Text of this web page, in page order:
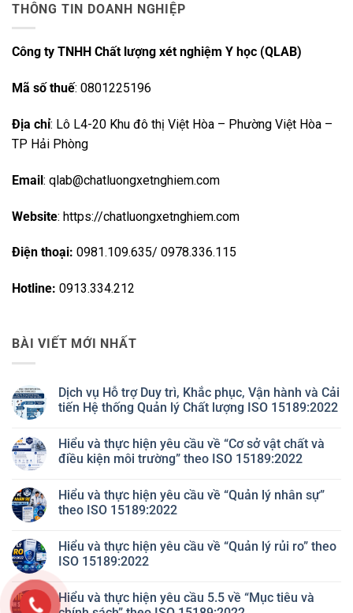
THÔNG TIN DOANH NGHIỆP
Công ty TNHH Chất lượng xét nghiệm Y học (QLAB)
Mã số thuế: 0801225196
Địa chỉ: Lô L4-20 Khu đô thị Việt Hòa – Phường Việt Hòa –
TP Hải Phòng
Email: qlab@chatluongxetnghiem.com
Website: https://chatluongxetnghiem.com
Điện thoại: 0981.109.635/ 0978.336.115
Hotline: 0913.334.212
BÀI VIẾT MỚI NHẤT
Dịch vụ Hỗ trợ Duy trì, Khắc phục, Vận hành và Cải
tiến Hệ thống Quản lý Chất lượng ISO 15189:2022
bình
luận
ở
Hỗ
trợ
Duy
phục,
Vận
hành
tiến
Hệ
Hiểu và thực hiện yêu cầu về “Cơ sở vật chất và
điều kiện môi trường” theo ISO 15189:2022
bình
luận
ở
thực
hiện
yêu
“Cơ
sở
Hiểu và thực hiện yêu cầu về “Quản lý nhân sự”
theo ISO 15189:2022
bình
luận
ở
thực
hiện
Hiểu và thực hiện yêu cầu về “Quản lý rủi ro” theo
ISO 15189:2022
bình
luận
Hiểu và thực hiện yêu cầu 5.5 về “Mục tiêu và